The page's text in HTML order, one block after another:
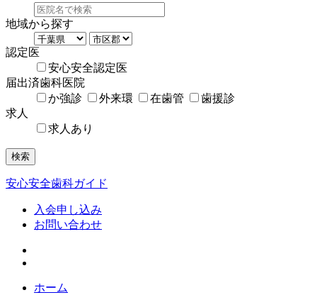
地域から探す
認定医
安心安全認定医
届出済歯科医院
か強診
外来環 在歯管
歯援診
求人
求人あり
検索
安心安全歯科ガイド
入会申し込み
お問い合わせ
ホーム